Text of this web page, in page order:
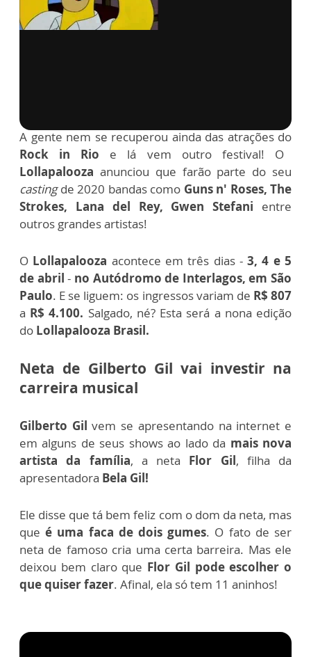
A gente nem se recuperou ainda das atrações do
Rock in Rio e lá vem outro festival! O
Lollapalooza anunciou que farão parte do seu
castingde 2020 bandas como Guns n' Roses, The
Strokes, Lana del Rey, Gwen Stefani entre
outros grandes artistas!
O Lollapalooza acontece em três dias -3, 4 e 5
de abril- no Autódromo de Interlagos, em São
Paulo. E se liguem: os ingressos variam de R$ 807
a R$ 4.100. Salgado, né? Esta será a nona edição
do Lollapalooza Brasil.
Neta de Gilberto Gil vai investir na
carreira musical
Gilberto Gil vem se apresentando na internet e
em alguns de seus shows ao lado da mais nova
artista da família, a neta Flor Gil, filha da
apresentadora Bela Gil!
Ele disse que tá bem feliz com o dom da neta, mas
que é uma faca de dois gumes. O fato de ser
neta de famoso cria uma certa barreira. Mas ele
deixou bem claro que Flor Gil pode escolher o
que quiser fazer. Afinal, ela só tem 11 aninhos!